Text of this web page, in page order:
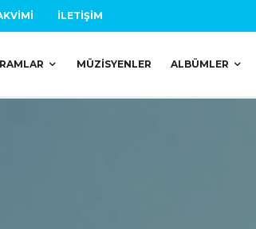
İLETIŞIM
MÜZISYENLER ALBÜMLER